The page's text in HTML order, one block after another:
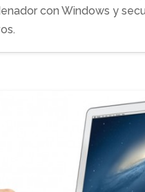
con Windows y